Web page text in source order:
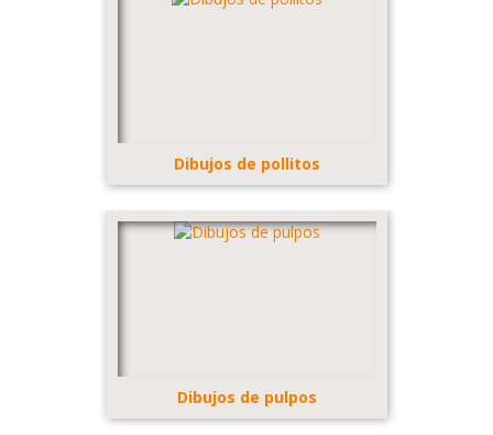
Dibujos de pollitos
Dibujos de pulpos